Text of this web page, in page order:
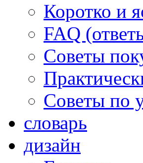
Коротко и
FAQ
Советы
Советы по
словарь
дизайн